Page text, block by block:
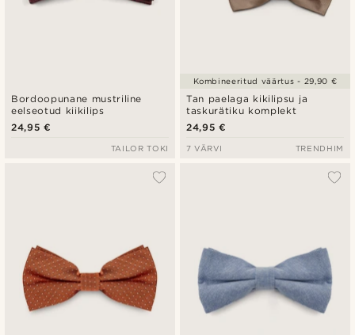
Bordoopunane mustriline
eelseotud kiikilips
24,95 €
TAILOR TOKI
Tan paelaga kikilipsu ja
taskurätiku komplekt
24,95 €
Kombineeritud väärtus - 29,90 €
7 VÄRVI TRENDHIM